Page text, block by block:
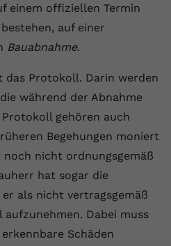
einem offiziellen Termin
auf einer
Bauabnahme.
Protokoll. Darin werden
während der Abnahme
gehören auch
Begehungen moniert
nicht ordnungsgemäß
hat sogar die
als nicht vertragsgemäß
Dabei muss
Schäden
dieses Cookie über
YouTube-Videos und
device-id
diesen Cookie, um die
der eingebettete YouTube-